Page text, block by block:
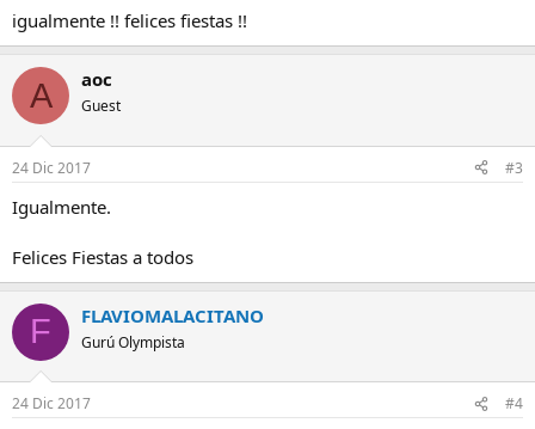
igualmente !! felices fiestas !!
A aoc
Guest
24 Dic 2017 #3
Igualmente.
Felices Fiestas a todos
F FLAVIOMALACITANO
Gurú Olympista
24 Dic 2017 #4